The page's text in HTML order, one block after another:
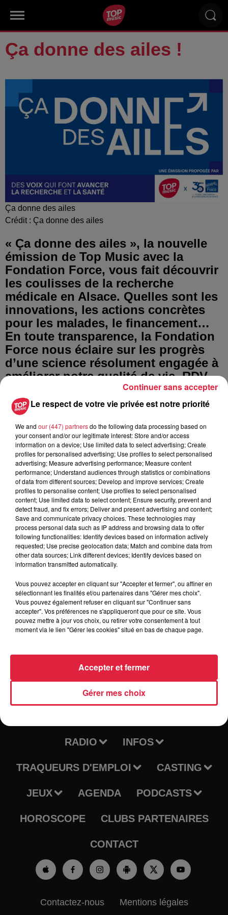
Ça donne des ailes !
Ça donne des ailes
Crédit : Ça donne des ailes
« Ça donne des ailes », la nouvelle
émission de Top Music avec la
Fondation Force, vous fait découvrir
les coulisses de la recherche
médicale en Alsace. Quelles sont les
innovations, les actions concrètes
pour les malades, le financement…
En toute transparence, la Fondation
Force nous éclaire sur les progrès
d’une science résolument engagée à
améliorer notre qualité de vie. RDV
tous les jours sur notre antenne. La
Force est avec vous !
Tous les épisodes
Dianosic et Sounduct,
rencontre avec 2
lauréats qui ont pris
leur...
Dianosic et Sounduct, rencontre
avec 2 lauréats qui ont pris leur
envol
Il est temps de nous
Il est temps de nous rencontrer
!
RADIO INFOS
TRAQUEURS D'EMPLOI CASTING
JEUX AGENDA PODCASTS
HOROSCOPE CLUBS PARTENAIRES
CONTACT
Contactez-nous Mentions légales
Le respect de votre vie privée est notre priorité
We and our (447) partnersdo the following data processing based on
your consent and/or our legitimate interest: Store and/or access
information on a device; Use limited data to select advertising; Create
profiles for personalised advertising; Use profiles to select personalised
advertising; Measure advertising performance; Measure content
performance; Understand audiences through statistics or combinations
of data from different sources; Develop and improve services; Create
profiles to personalise content; Use profiles to select personalised
content; Use limited data to select content; Ensure security, prevent and
detect fraud, and fix errors; Deliver and present advertising and content;
Save and communicate privacy choices. These technologies may
process personal data such as IP address and browsing data to offer
following functionalities: Identify devices based on information actively
requested; Use precise geolocation data; Match and combine data from
other data sources; Link different devices; Identify devices based on
information transmitted automatically.
Vous pouvez accepter en cliquant sur "Accepter et fermer", ou affiner en
sélectionnant les finalités et/ou partenaires dans "Gérer mes choix".
Vous pouvez également refuser en cliquant sur "Continuer sans
accepter". Vos préférences ne s'appliqueront que pour ce site. Vous
pouvez mettre à jour vos choix, ou retirer votre consentement à tout
moment via le lien "Gérer les cookies" situé en bas de chaque page.
Gérer mes choix
Accepter et fermer
Continuer sans accepter